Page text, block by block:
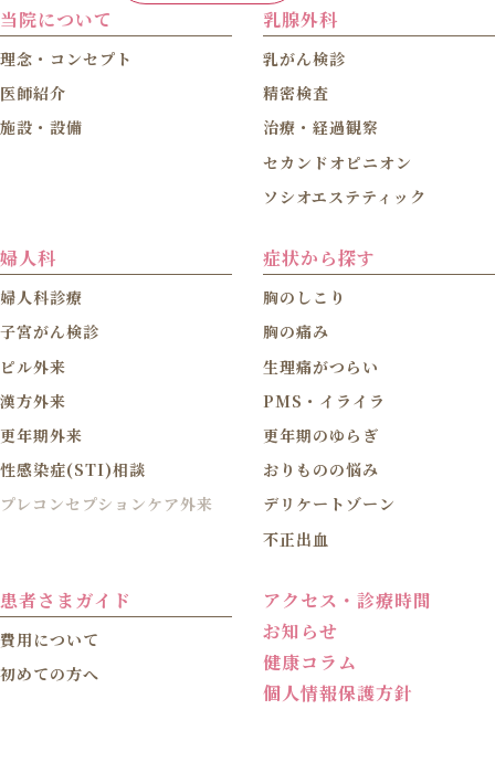
当院について
理念・コンセプト
医師紹介
施設・設備
乳腺外科
乳がん検診
精密検査
治療・経過観察
セカンドオピニオン
ソシオエステティック
婦人科
婦人科診療
子宮がん検診
ピル外来
漢方外来
更年期外来
性感染症(STI)相談
プレコンセプションケア外来
症状から探す
胸のしこり
胸の痛み
生理痛がつらい
PMS・イライラ
更年期のゆらぎ
おりものの悩み
デリケートゾーン
不正出血
患者さまガイド
費用について
初めての方へ
アクセス・診療時間
お知らせ
健康コラム
個人情報保護方針